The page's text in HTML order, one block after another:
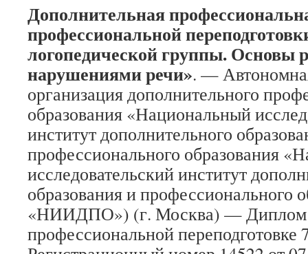
Дополнительная
профессиональной
логопедической группы. Основы
нарушениями речи». —
организация дополнительного
образования «Национальный
институт дополнительного
профессионального образования
исследовательский институт
образования и
«НИИДПО») (г. Москва) —
профессиональной переподготовке